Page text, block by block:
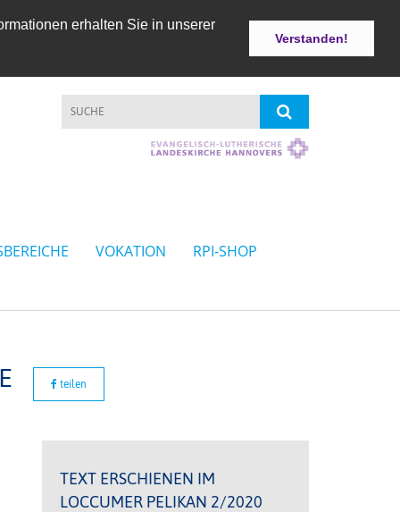
erhalten Sie in unserer
Verstanden!
VOKATION
RPI-SHOP
teilen
TEXT ERSCHIENEN IM
LOCCUMER PELIKAN 2/2020